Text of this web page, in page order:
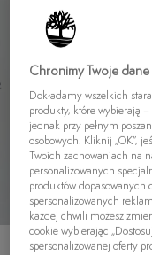
Chronimy Twoje dane
Dokładamy wszelkich
produkty, które wybierają
jednak przy pełnym
osobowych. Kliknij „OK”,
Twoich zachowaniach na
personalizowanych
produktów dopasowanych
spersonalizowanych
każdej chwili możesz
cookie wybierając
spersonalizowanej oferty